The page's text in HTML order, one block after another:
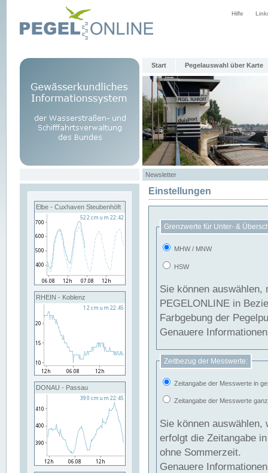
Hilfe
Start Pegelauswahl über Karte
Newsletter
Elbe - Cuxhaven Steubenhöft
RHEIN - Koblenz
DONAU - Passau
Einstellungen
Grenzwerte für Unter- &
MHW / MNW
HSW
Sie können
PEGELONLINE in Beziehung
Farbgebung der
Genauere
Zeitbezug der Messwerte:
Zeitangabe der Messwerte in
Zeitangabe der Messwerte
Sie können auswählen,
erfolgt die Zeitangabe
ohne Sommerzeit.
Genauere